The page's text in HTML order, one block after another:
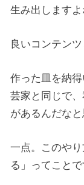
生み出しますよ
良いコンテンツ
作った皿を納
芸家と同じで
があるんだなと
一点。このや
る」ってこと